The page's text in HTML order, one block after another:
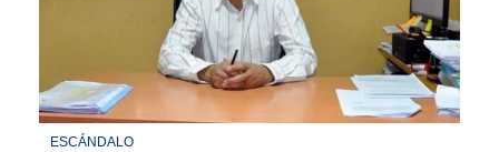
ESCÁNDALO